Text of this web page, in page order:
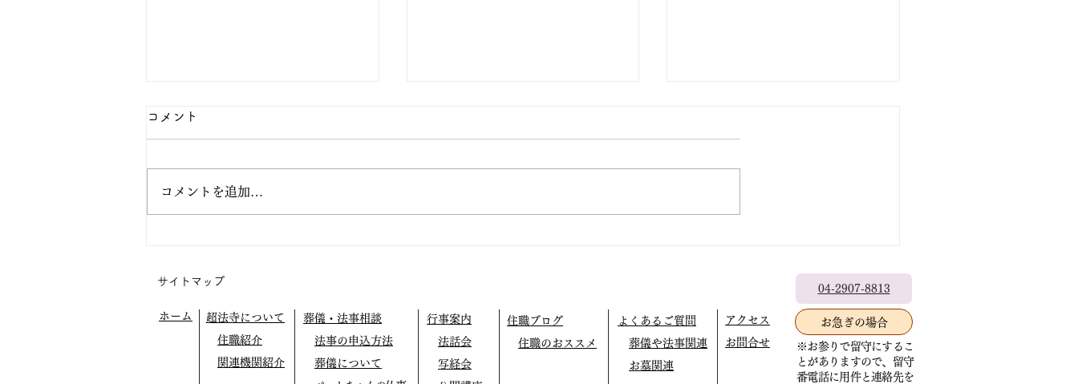
う
コメント
コメントを追加…
サイトマップ
04-2907-8813
ホーム
超法寺について
住職紹介
関連機関紹介
葬儀・法事相談
法事の申込方法
葬儀について
行事案内
法話会
写経会
住職ブログ
住職のおススメ
よくあるご質問
葬儀や法事関連
お墓関連
お急ぎの場合
アクセス
お問合せ
※お参りで留守にするこ
とがありますので、留守
番電話に用件と連絡先を